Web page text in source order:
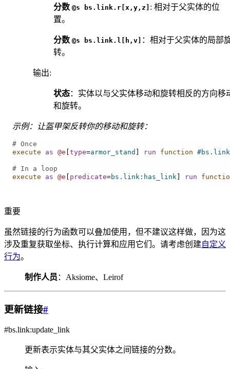
分数 @s bs.link.r[x,y,z] : 相对于父实体的位
置。
分数 @s bs.link.l[h,v]
：相对于父实体的局部
转。
输出:
状态：实体以与父实体移动和旋转相反的方向移
和旋转。
示例：让盔甲架反转你的移动和旋转：
# Once
execute
as @e type=armor_stand run function
# In a loop
execute
as @e predicate=bs.link:has_link run
重要
虽然链接的行为函数可以叠加使用，但不建议这样做，因为这
涉及重复获取坐标、执行计算和应用它们。请考虑创建自定义
行为。
制作人员 ：Aksiome、Leirof
更新链接#
#bs.link:update_link
更新表示实体与其父实体之间链接的分数。